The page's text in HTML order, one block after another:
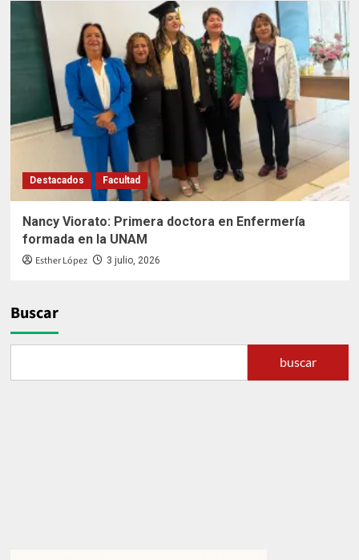
Destacados Facultad
Nancy Viorato: Primera doctora en Enfermería
formada en la UNAM
Esther López 3 julio, 2026
Buscar
buscar